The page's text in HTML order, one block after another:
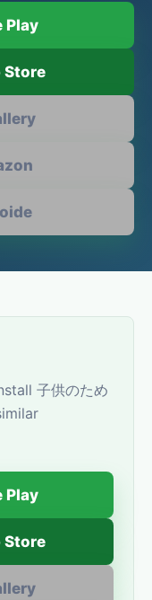
Play
Store
子供のため
Play
Store